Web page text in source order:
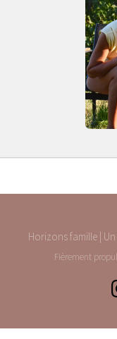
Horizons famille |
Fièrement